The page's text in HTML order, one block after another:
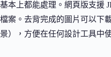
基本上都能處理。網頁版支援
檔案。去背完成的圖片可以下
景），方便在任何設計工具中